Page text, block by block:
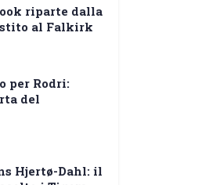
riparte dalla
al Falkirk
per Rodri:
del
Hjertø-Dahl: il